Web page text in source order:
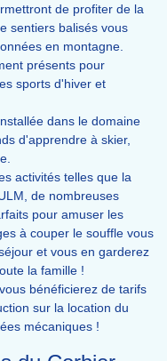
de profiter de la
sentiers balisés vous
en montagne.
présents pour
sports d'hiver et
dans le domaine
d'apprendre à skier,
activités telles que la
de nombreuses
pour amuser les
à couper le souffle vous
et vous en garderez
la famille !
bénéficierez de tarifs
sur la location du
mécaniques !